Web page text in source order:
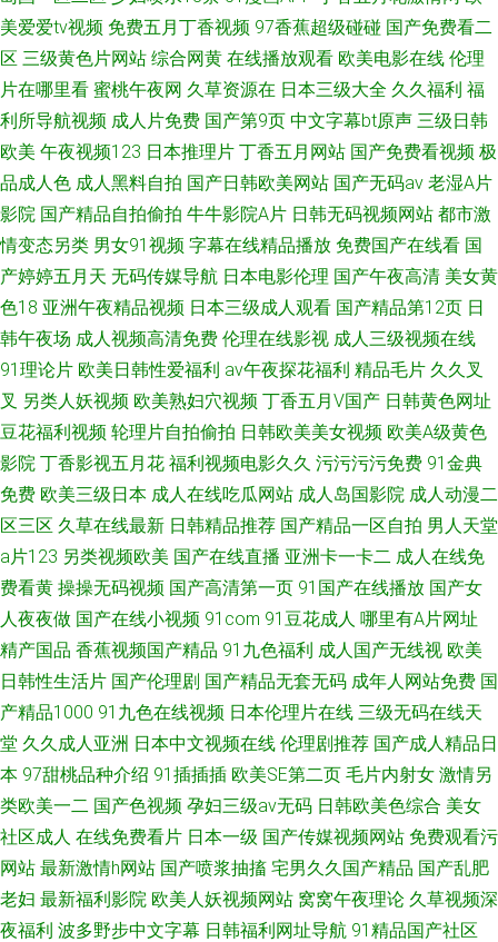
美爱爱tv视频 免费五月丁香视频 97香蕉超级碰碰 国产免费看二
区 三级黄色片网站 综合网黄 在线播放观看 欧美电影在线 伦理
片在哪里看 蜜桃午夜网 久草资源在 日本三级大全 久久福利 福
利所导航视频 成人片免费 国产第9页 中文字幕bt原声 三级日韩
欧美 午夜视频123 日本推理片 丁香五月网站 国产免费看视频 极
品成人色 成人黑料自拍 国产日韩欧美网站 国产无码av 老湿A片
影院 国产精品自拍偷拍 牛牛影院A片 日韩无码视频网站 都市激
情变态另类 男女91视频 字幕在线精品播放 免费国产在线看 国
产婷婷五月天 无码传媒导航 日本电影伦理 国产午夜高清 美女黄
色18 亚洲午夜精品视频 日本三级成人观看 国产精品第12页 日
韩午夜场 成人视频高清免费 伦理在线影视 成人三级视频在线
91理论片 欧美日韩性爱福利 av午夜探花福利 精品毛片 久久叉
叉 另类人妖视频 欧美熟妇穴视频 丁香五月V国产 日韩黄色网址
豆花福利视频 轮理片自拍偷拍 日韩欧美美女视频 欧美A级黄色
影院 丁香影视五月花 福利视频电影久久 污污污污免费 91金典
免费 欧美三级日本 成人在线吃瓜网站 成人岛国影院 成人动漫二
区三区 久草在线最新 日韩精品推荐 国产精品一区自拍 男人天堂
a片123 另类视频欧美 国产在线直播 亚洲卡一卡二 成人在线免
费看黄 操操无码视频 国产高清第一页 91国产在线播放 国产女
人夜夜做 国产在线小视频 91com 91豆花成人 哪里有A片网址
精产国品 香蕉视频国产精品 91九色福利 成人国产无线视 欧美
日韩性生活片 国产伦理剧 国产精品无套无码 成年人网站免费 国
产精品1000 91九色在线视频 日本伦理片在线 三级无码在线天
堂 久久成人亚洲 日本中文视频在线 伦理剧推荐 国产成人精品日
本 97甜桃品种介绍 91插插插 欧美SE第二页 毛片内射女 激情另
类欧美一二 国产色视频 孕妇三级av无码 日韩欧美色综合 美女
社区成人 在线免费看片 日本一级 国产传媒视频网站 免费观看污
网站 最新激情h网站 国产喷浆抽搐 宅男久久国产精品 国产乱肥
老妇 最新福利影院 欧美人妖视频网站 窝窝午夜理论 久草视频深
夜福利 波多野步中文字幕 日韩福利网址导航 91精品国产社区